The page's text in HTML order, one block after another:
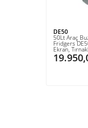
DE50
50Lt Araç
Fridgers
Ekran,